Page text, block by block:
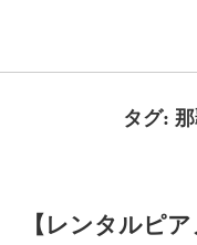
タグ:
【レンタルピ